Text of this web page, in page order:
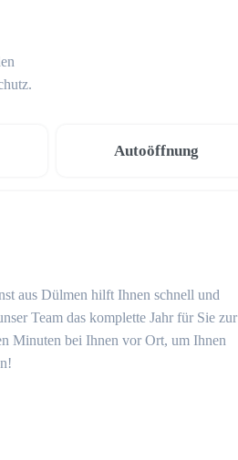
Autoöffnung
aus Dülmen hilft Ihnen schnell und
Team das komplette Jahr für Sie zur
Minuten bei Ihnen vor Ort, um Ihnen